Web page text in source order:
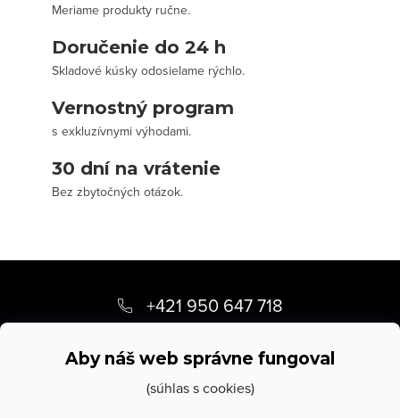
Aby náš web správne fungoval
(súhlas s cookies)
Meriame produkty ručne.
Doručenie do 24 h
Skladové kúsky odosielame rýchlo.
Vernostný program
s exkluzívnymi výhodami.
30 dní na vrátenie
Bez zbytočných otázok.
p
+421 950 647 718